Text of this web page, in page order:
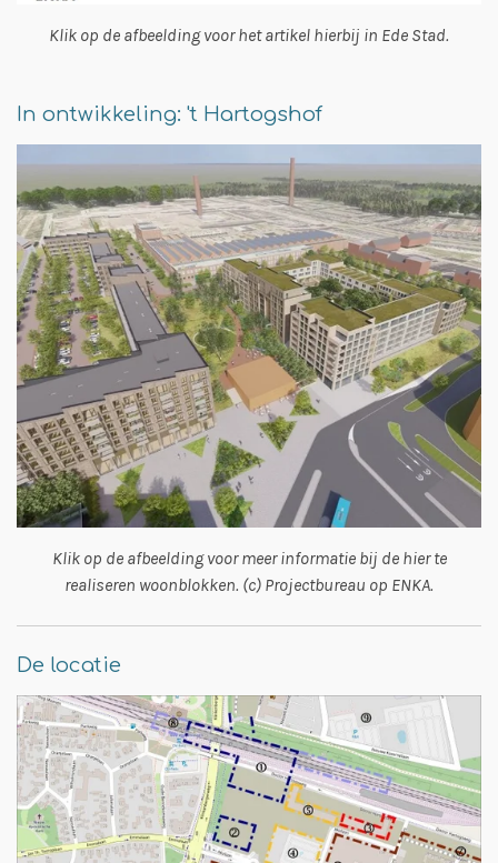
Klik op de afbeelding voor het artikel hierbij in Ede Stad.
In ontwikkeling: 't Hartogshof
Klik op de afbeelding voor meer informatie bij de hier te
realiseren woonblokken. (c) Projectbureau op ENKA.
De locatie